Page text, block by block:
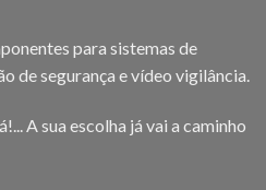
para sistemas de
de segurança e vídeo vigilância.
A sua escolha já vai a caminho